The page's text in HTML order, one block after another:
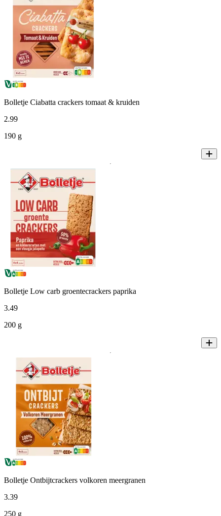
Bolletje Ciabatta crackers tomaat & kruiden
2.99
190 g
Bolletje Low carb groentecrackers paprika
3.49
200 g
Bolletje Ontbijtcrackers volkoren meergranen
3.39
250 g